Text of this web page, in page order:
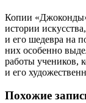
Копии
истории
и его шедевра на
них особенно
работы учеников,
и его
Похожие